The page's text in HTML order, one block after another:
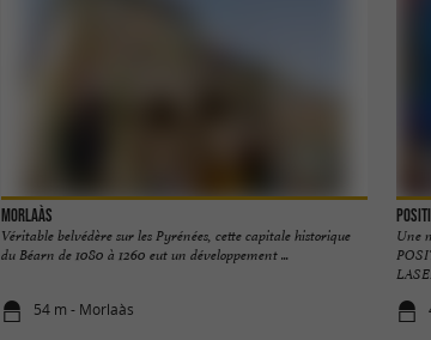
Morlaàs
Véritable belvédère sur les Pyrénées, cette capitale historique
du Béarn de 1080 à 1260 eut un développement ...
54 m - Morlaàs
Une